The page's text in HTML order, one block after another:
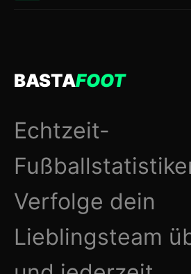
BASTAFOOT
Echtzeit-
Verfolge dein
Lieblingsteam